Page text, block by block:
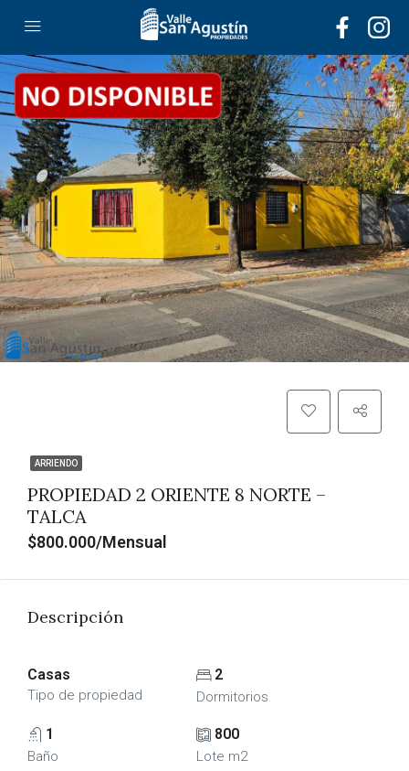
ARRIENDO
PROPIEDAD 2 ORIENTE 8 NORTE –
TALCA
$800.000/Mensual
Descripción
Casas
Tipo de propiedad
2
Dormitorios
1
Baño
800
Lote m2